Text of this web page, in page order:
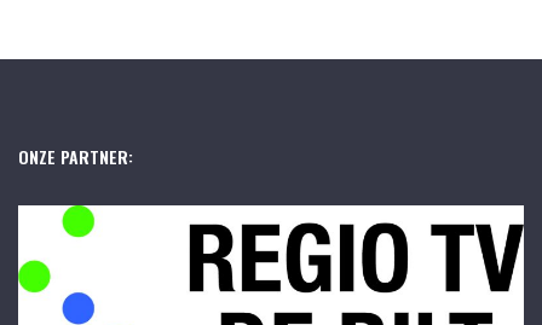
ONZE PARTNER: